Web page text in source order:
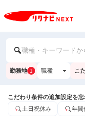
職種・キーワードか
勤務地 1 職種 こ
こだわり条件の追加設定を
土日祝休み
年間